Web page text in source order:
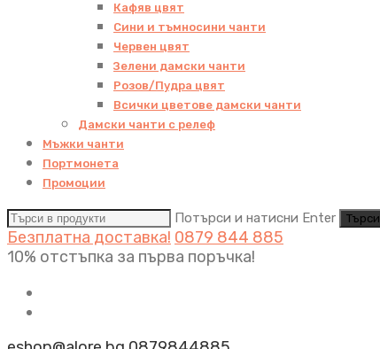
Кафяв цвят
Сини и тъмносини чанти
Червен цвят
Зелени дамски чанти
Розов/Пудра цвят
Всички цветове дамски чанти
Дамски чанти с релеф
Мъжки чанти
Портмонета
Промоции
Потърси и натисни Enter
Безплатна доставка! 0879 844 885
10% отстъпка за първа поръчка!